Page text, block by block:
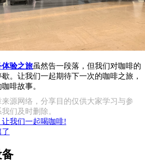
体验之旅虽然告一段落，但我们对咖啡的
。让我们一起期待下一次的咖啡之旅，
啡故事。
源网络，分享目的仅供大家学习与参
们及时删除。
我们一起喝咖啡!